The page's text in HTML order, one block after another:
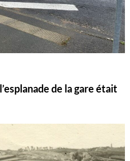
de la gare était